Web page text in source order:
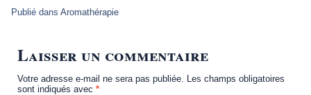
Publié dans Aromathérapie
Laisser un commentaire
Votre adresse e-mail ne sera pas publiée.
Les champs obligatoires
sont indiqués avec*